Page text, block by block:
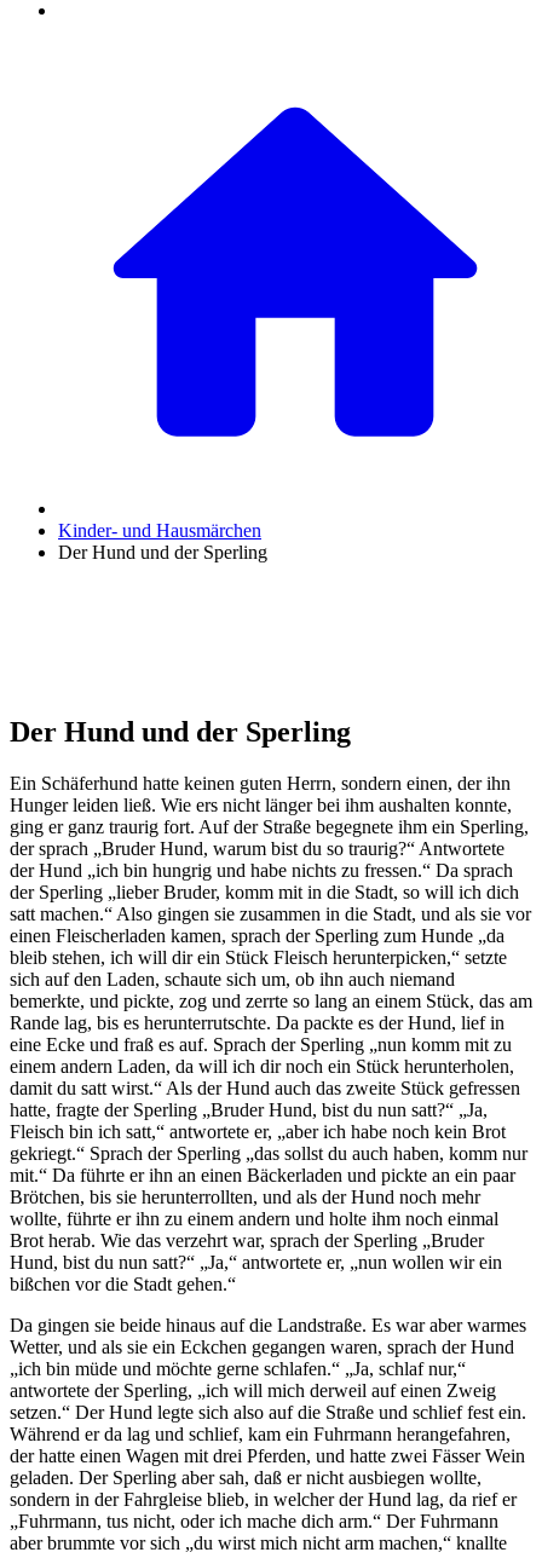
Kinder- und Hausmärchen
Der Hund und der Sperling
Der Hund und der Sperling
Ein Schäferhund hatte keinen guten Herrn, sondern einen, der ihn
Hunger leiden ließ. Wie ers nicht länger bei ihm aushalten konnte,
ging er ganz traurig fort. Auf der Straße begegnete ihm ein Sperling,
der sprach „Bruder Hund, warum bist du so traurig?“ Antwortete
der Hund „ich bin hungrig und habe nichts zu fressen.“ Da sprach
der Sperling „lieber Bruder, komm mit in die Stadt, so will ich dich
satt machen.“ Also gingen sie zusammen in die Stadt, und als sie vor
einen Fleischerladen kamen, sprach der Sperling zum Hunde „da
bleib stehen, ich will dir ein Stück Fleisch herunterpicken,“ setzte
sich auf den Laden, schaute sich um, ob ihn auch niemand
bemerkte, und pickte, zog und zerrte so lang an einem Stück, das am
Rande lag, bis es herunterrutschte. Da packte es der Hund, lief in
eine Ecke und fraß es auf. Sprach der Sperling „nun komm mit zu
einem andern Laden, da will ich dir noch ein Stück herunterholen,
damit du satt wirst.“ Als der Hund auch das zweite Stück gefressen
hatte, fragte der Sperling „Bruder Hund, bist du nun satt?“ „Ja,
Fleisch bin ich satt,“ antwortete er, „aber ich habe noch kein Brot
gekriegt.“ Sprach der Sperling „das sollst du auch haben, komm nur
mit.“ Da führte er ihn an einen Bäckerladen und pickte an ein paar
Brötchen, bis sie herunterrollten, und als der Hund noch mehr
wollte, führte er ihn zu einem andern und holte ihm noch einmal
Brot herab. Wie das verzehrt war, sprach der Sperling „Bruder
Hund, bist du nun satt?“ „Ja,“ antwortete er, „nun wollen wir ein
bißchen vor die Stadt gehen.“
Da gingen sie beide hinaus auf die Landstraße. Es war aber warmes
Wetter, und als sie ein Eckchen gegangen waren, sprach der Hund
„ich bin müde und möchte gerne schlafen.“ „Ja, schlaf nur,“
antwortete der Sperling, „ich will mich derweil auf einen Zweig
setzen.“ Der Hund legte sich also auf die Straße und schlief fest ein.
Während er da lag und schlief, kam ein Fuhrmann herangefahren,
der hatte einen Wagen mit drei Pferden, und hatte zwei Fässer Wein
geladen. Der Sperling aber sah, daß er nicht ausbiegen wollte,
sondern in der Fahrgleise blieb, in welcher der Hund lag, da rief er
„Fuhrmann, tus nicht, oder ich mache dich arm.“ Der Fuhrmann
aber brummte vor sich „du wirst mich nicht arm machen,“ knallte